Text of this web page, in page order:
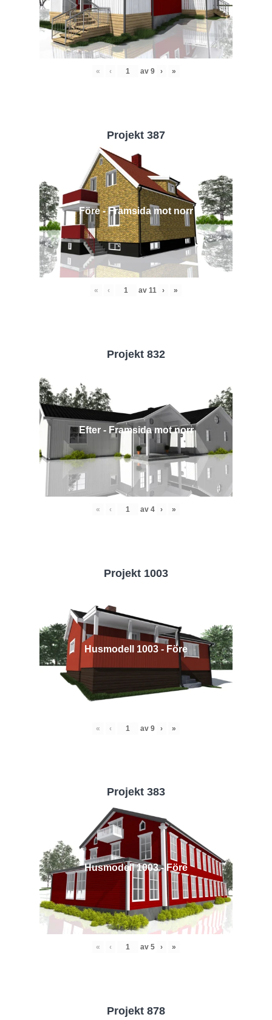
« ‹ av 9 › »
Projekt 387
Före - Framsida mot norr
« ‹ av 11 › »
Projekt 832
Efter - Framsida mot norr
« ‹ av 4 › »
Projekt 1003
Husmodell 1003 - Före
« ‹ av 9 › »
Projekt 383
Husmodell 1003 - Före
« ‹ av 5 › »
Projekt 878